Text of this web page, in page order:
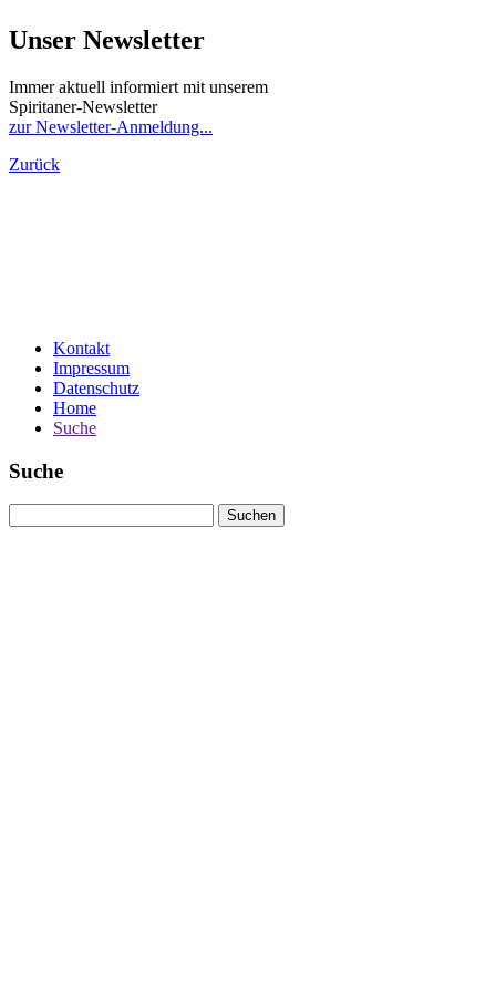
Unser Newsletter
Immer aktuell informiert mit unserem
Spiritaner-Newsletter
zur Newsletter-Anmeldung...
Zurück
Kontakt
Impressum
Datenschutz
Home
Suche
Suche